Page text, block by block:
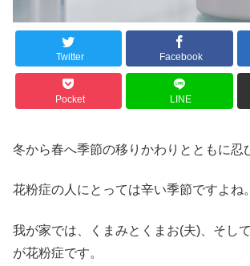
Twitter Facebook
Pocket LINE
冬から春へ季節の移りかわりとともに忍
花粉症の人にとっては辛い季節ですよね。
我が家では、くまみとくまお(夫)、そし
が花粉症です。